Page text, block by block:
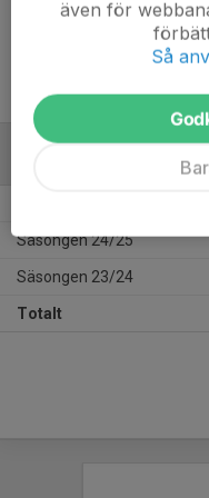
20
ALLA
Säsongen 24/25
Säsongen 23/24
Totalt
även för
Så